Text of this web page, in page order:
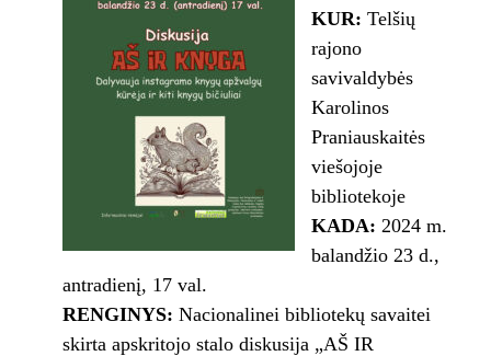
KUR: Telšių
rajono
savivaldybės
Karolinos
Praniauskaitės
viešojoje
bibliotekoje
KADA: 2024 m.
balandžio 23 d.,
antradienį, 17 val.
RENGINYS: Nacionalinei bibliotekų savaitei
skirta apskritojo stalo diskusija „AŠ IR